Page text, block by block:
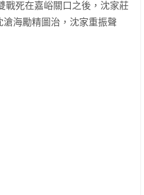
戰死在嘉峪關口之後，沈家莊
海勵精圖治，沈家重振聲